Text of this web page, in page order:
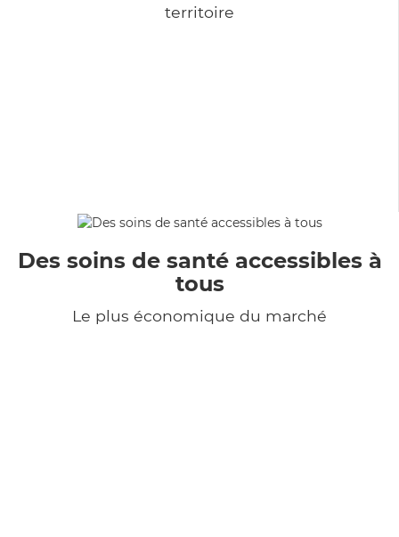
territoire
Des soins de santé accessibles à
tous
Le plus économique du marché